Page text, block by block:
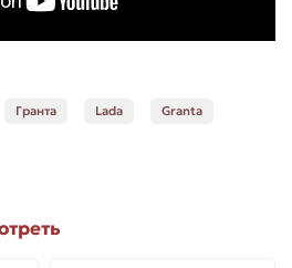
Гранта Lada Granta